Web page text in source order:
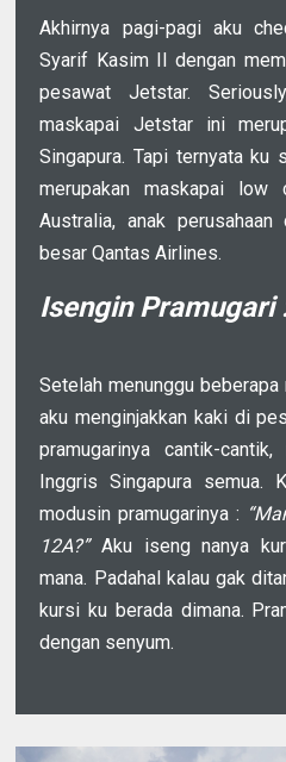
Akhirnya pagi-pagi aku
Syarif Kasim II dengan
pesawat Jetstar.
maskapai Jetstar ini
Singapura. Tapi ternyata ku
merupakan maskapai
Australia, anak
besar Qantas Airlines.
Isengin Pramugari
Setelah menunggu
aku menginjakkan kaki di
pramugarinya cantik-
Inggris Singapura semua.
modusin pramugarinya :
12A?”Aku iseng nanya
mana. Padahal kalau gak
kursi ku berada dimana.
dengan senyum.